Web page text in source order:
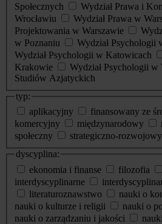
Społecznych
Wydział Prawa i
Wrocławiu
Wydział Prawa w
Projektowania w Warszawie
w Poznaniu
Wydział Psychologii
Wydział Psychologii w Katowicach
Krakowie
Wydział Psychologii w
Studiów Azjatyckich
typ:
aplikacyjny
finansowany ze
komercyjny
międzynarodowy
społeczny
strategiczno-rozwojowy
dyscyplina:
ekonomia i finanse
filozofia
interdyscyplinarne
literaturoznawstwo
nauki o
nauki o kulturze i religii
nauki o
nauki o zarządzaniu i jakości